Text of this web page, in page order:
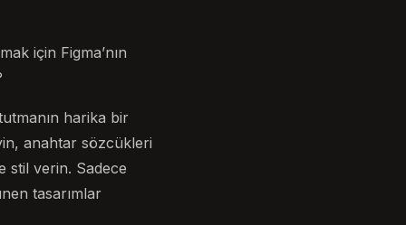
için Figma’nın
harika bir
anahtar sözcükleri
stil verin. Sadece
tasarımlar